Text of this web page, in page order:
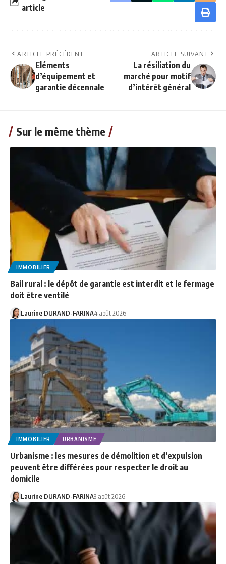
article
ARTICLE PRÉCÉDENT
Eléments
d’équipement et
garantie décennale
ARTICLE SUIVANT
La résiliation du
marché pour motif
d’intérêt général
Sur le même thème
IMMOBILIER
Bail rural : le dépôt de garantie est interdit et le fermage
doit être ventilé
Laurine DURAND-FARINA4 août 2026
IMMOBILIER URBANISME
Urbanisme : les mesures de démolition et d’expulsion
peuvent être différées pour respecter le droit au
domicile
Laurine DURAND-FARINA3 août 2026